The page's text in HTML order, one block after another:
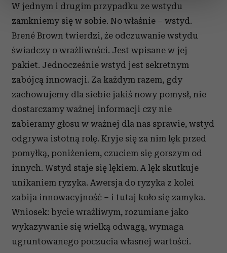
sekcji szczegółów. W Deklaracji plików cookie możesz
zmienić lub wycofać swoją zgodę w dowolnej chwili.
Wykorzystujemy pliki cookie do spersonalizowania treści
i reklam, aby oferować funkcje społecznościowe i
analizować ruch w naszej witrynie. Informacje o tym, jak
korzystasz z naszej witryny, udostępniamy partnerom
społecznościowym, reklamowym i analitycznym.
Partnerzy mogą połączyć te informacje z innymi danymi
otrzymanymi od Ciebie lub uzyskanymi podczas
korzystania z ich usług.
W jednym i drugim przypadku ze wstydu
zamkniemy się w sobie. No właśnie – wstyd.
Brené Brown twierdzi, że odczuwanie wstydu
świadczy o wrażliwości. Jest wpisane w jej
pakiet. Jednocześnie wstyd jest sekretnym
zabójcą innowacji. Za każdym razem, gdy
zachowujemy dla siebie jakiś nowy pomysł, nie
dostarczamy ważnej informacji czy nie
zabieramy głosu w ważnej dla nas sprawie, wstyd
odgrywa istotną rolę. Kryje się za nim lęk przed
pomyłką, poniżeniem, czuciem się gorszym od
innych. Wstyd staje się lękiem. A lęk skutkuje
unikaniem ryzyka. Awersja do ryzyka z kolei
zabija innowacyjność – i tutaj koło się zamyka.
Wniosek: bycie wrażliwym, rozumiane jako
wykazywanie się wielką odwagą, wymaga
ugruntowanego poczucia własnej wartości.